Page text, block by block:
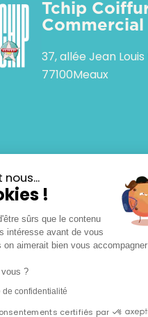
Tchip
Commercial
37, allée Jean
77100Meaux
Coiffure Meaux
dans votre salon
vous propose le plaisir
!
sûrs que le contenu
intéresse avant de vous
on aimerait bien vous
?
confidentialité
certifiés par